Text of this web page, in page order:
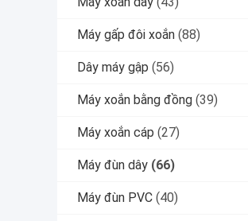
Máy gấp đôi xoắn (88)
Dây máy gập (56)
Máy xoắn bằng đồng (39)
Máy xoắn cáp (27)
Máy đùn dây (66)
Máy đùn PVC (40)